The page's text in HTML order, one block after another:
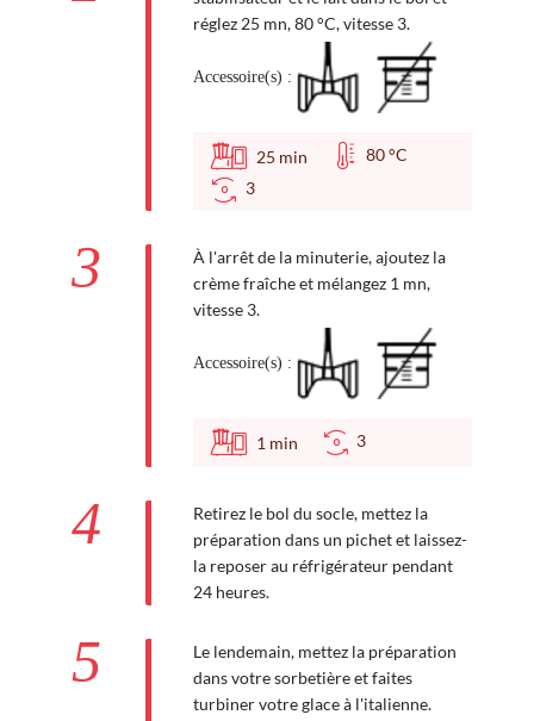
réglez 25 mn, 80 °C, vitesse 3.
Accessoire(s) :
25 min
80 °C
3
3
À l'arrêt de la minuterie, ajoutez la
crème fraîche et mélangez 1 mn,
vitesse 3.
Accessoire(s) :
1 min 3
4
Retirez le bol du socle, mettez la
préparation dans un pichet et laissez-
la reposer au réfrigérateur pendant
24 heures.
5
Le lendemain, mettez la préparation
dans votre sorbetière et faites
turbiner votre glace à l'italienne.